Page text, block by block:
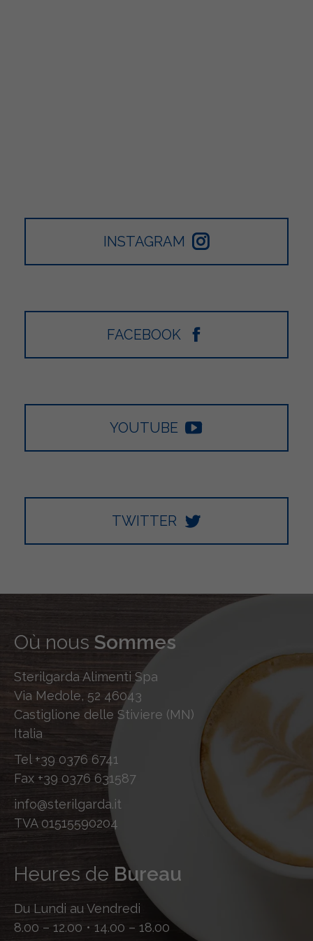
INSTAGRAM
FACEBOOK
YOUTUBE
TWITTER
Où nous Sommes
Sterilgarda Alimenti Spa
Via Medole, 52 46043
Castiglione delle Stiviere (MN)
Italia
Tel +39 0376 6741
Fax +39 0376 631587
info@sterilgarda.it
TVA 01515590204
Heures de Bureau
Du Lundi au Vendredi
8.00 – 12.00 • 14.00 – 18.00